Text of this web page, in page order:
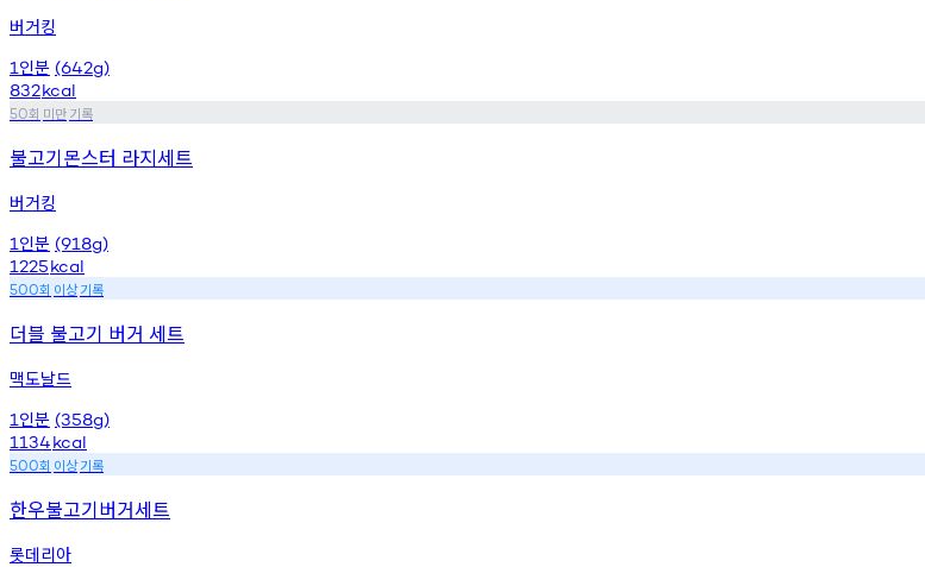
버거킹
1 인분 (642g)
832kcal
50회 미만기록
불고기몬스터 라지세트
버거킹
1 인분 (918g)
1225kcal
500회 이상기록
더블 불고기 버거 세트
맥도날드
1 인분 (358g)
1134kcal
500회 이상기록
한우불고기버거세트
롯데리아